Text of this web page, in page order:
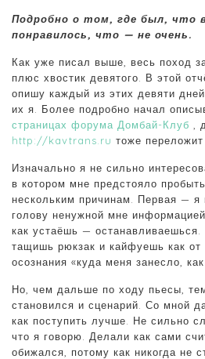
Подробно о том, где был, что
понравилось, что — не очень.
Как уже писал выше, весь поход
плюс хвостик девятого. В этой
опишу каждый из этих девяти
их я. Более подробно начал
страницах форума Домбай-Клуб ,
http://kavtrans.ru тоже переложит
Изначально я не сильно
в котором мне предстояло
нескольким причинам. Первая — я
голову ненужной мне
как устаёшь —
тащишь рюкзак и кайфуешь как от
осознания «куда меня занесло,
Но, чем дальше по ходу пьесы,
становился и сценарий. Со мной
как поступить лучше. Не сильно
что я говорю. Делали как сами
обижался, потому как никогда не